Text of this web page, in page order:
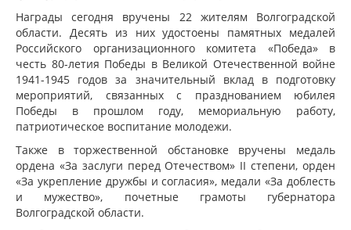
Награды сегодня вручены 22 жителям Волгоградской
области. Десять из них удостоены памятных медалей
Российского организационного комитета «Победа» в
честь 80-летия Победы в Великой Отечественной войне
1941-1945 годов за значительный вклад в подготовку
мероприятий, связанных с празднованием юбилея
Победы в прошлом году, мемориальную работу,
патриотическое воспитание молодежи.
Также в торжественной обстановке вручены медаль
ордена «За заслуги перед Отечеством» II степени, орден
«За укрепление дружбы и согласия», медали «За доблесть
и мужество», почетные грамоты губернатора
Волгоградской области.